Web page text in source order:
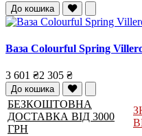
До кошика
Ваза Colourful Spring
3 601 ₴2 305 ₴
До кошика
БЕЗКОШТОВНА
ДОСТАВКА ВІД 3000
ГРН